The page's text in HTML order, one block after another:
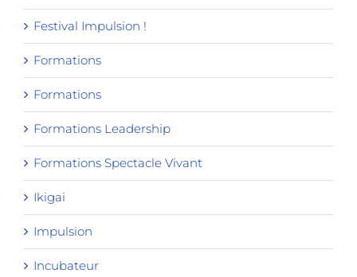
Festival Impulsion !
Formations
Formations
Formations Leadership
Formations Spectacle Vivant
Ikigai
Impulsion
Incubateur